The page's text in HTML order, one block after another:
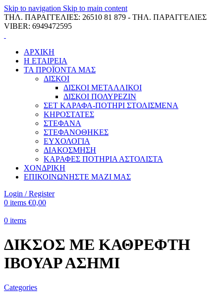
Skip to navigation Skip to main content
ΤΗΛ. ΠΑΡΑΓΓΕΛΙΕΣ: 26510 81 879 - ΤΗΛ. ΠΑΡΑΓΓΕΛΙΕΣ
VIBER: 6949472595
ΑΡΧΙΚΗ
Η ΕΤΑΙΡΕΙΑ
ΤΑ ΠΡΟΪΟΝΤΑ ΜΑΣ
ΔΙΣΚΟΙ
ΔΙΣΚΟΙ ΜΕΤΑΛΛΙΚΟΙ
ΔΙΣΚΟΙ ΠΟΛΥΡΕΖΙΝ
ΣΕΤ ΚΑΡΑΦΑ-ΠΟΤΗΡΙ ΣΤΟΛΙΣΜΕΝΑ
ΚΗΡΟΣΤΑΤΕΣ
ΣΤΕΦΑΝΑ
ΣΤΕΦΑΝΟΘΗΚΕΣ
ΕΥΧΟΛΟΓΙΑ
ΔΙΑΚΟΣΜΗΣΗ
ΚΑΡΑΦΕΣ ΠΟΤΗΡΙΑ ΑΣΤΟΛΙΣΤΑ
ΧΟΝΔΡΙΚΗ
ΕΠΙΚΟΙΝΩΝΗΣΤΕ ΜΑΖΙ ΜΑΣ
Login / Register
0 items €0,00
0 items
ΔΙΚΣΟΣ ΜΕ ΚΑΘΡΕΦΤΗ
ΙΒΟΥΑΡ ΑΣΗΜΙ
Categories